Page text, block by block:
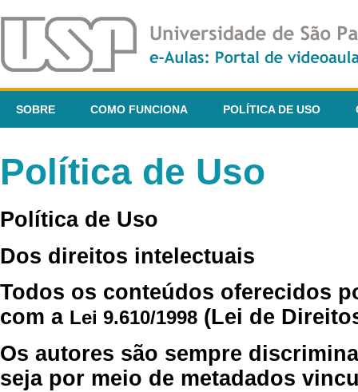
SOBRE COMO FUNCIONA POLÍTICA DE USO
Política de Uso
Política de Uso
Dos direitos intelectuais
Todos os conteúdos oferecidos
com a Lei 9.610/1998 (Lei de
Os autores são sempre
seja por meio de metadados